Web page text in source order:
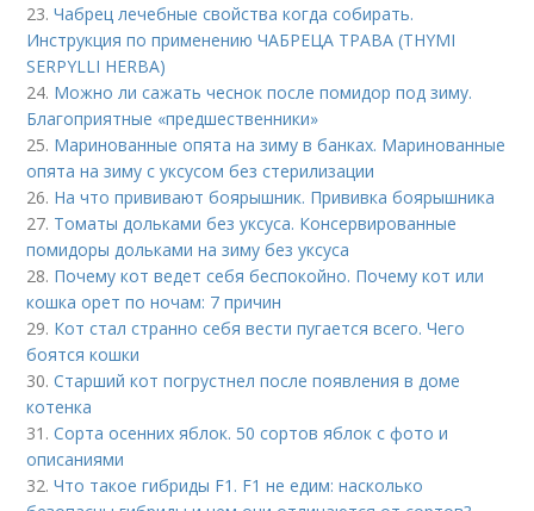
23.Чабрец лечебные свойства когда собирать.
Инструкция по применению ЧАБРЕЦА ТРАВА (THYMI
SERPYLLI HERBA)
24. Можно ли сажать чеснок после помидор под зиму.
Благоприятные «предшественники»
25. Маринованные опята на зиму в банках. Маринованные
опята на зиму с уксусом без стерилизации
26. На что прививают боярышник. Прививка боярышника
27. Томаты дольками без уксуса. Консервированные
помидоры дольками на зиму без уксуса
28. Почему кот ведет себя беспокойно. Почему кот или
кошка орет по ночам: 7 причин
29. Кот стал странно себя вести пугается всего. Чего
боятся кошки
30.Старший кот погрустнел после появления в доме
котенка
31.Сорта осенних яблок. 50 сортов яблок с фото и
описаниями
32.Что такое гибриды F1. F1 не едим: насколько